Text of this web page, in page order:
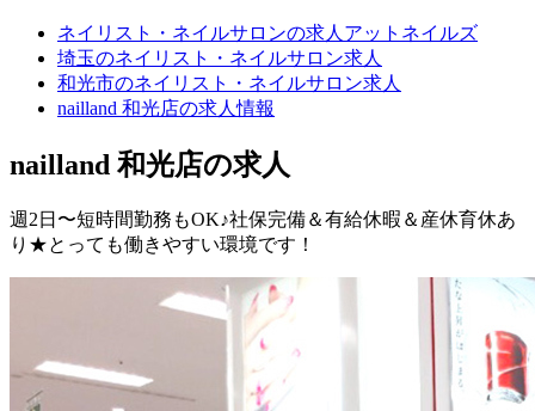
ネイリスト・ネイルサロンの求人アットネイルズ
埼玉のネイリスト・ネイルサロン求人
和光市のネイリスト・ネイルサロン求人
nailland 和光店の求人情報
nailland 和光店の求人
週2日〜短時間勤務もOK♪社保完備＆有給休暇＆産休育休あ
り★とっても働きやすい環境です！